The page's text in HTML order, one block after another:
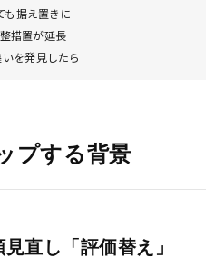
も据え置きに
措置が延長
を発見したら
プする背景
直し「評価替え」